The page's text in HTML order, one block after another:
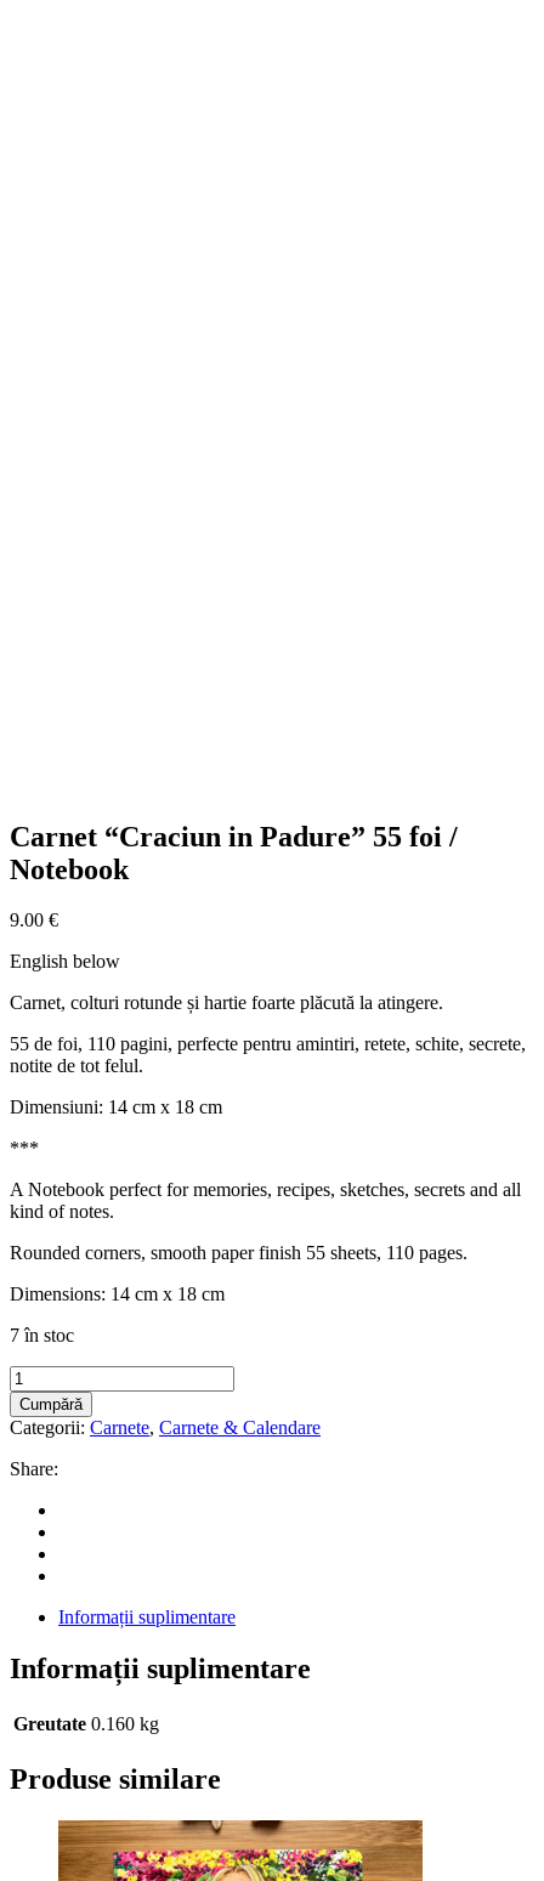
Carnet “Craciun in Padure” 55 foi /
Notebook
9.00 €
English below
Carnet, colturi rotunde și hartie foarte plăcută la atingere.
55 de foi, 110 pagini, perfecte pentru amintiri, retete, schite, secrete,
notite de tot felul.
Dimensiuni: 14 cm x 18 cm
***
A Notebook perfect for memories, recipes, sketches, secrets and all
kind of notes.
Rounded corners, smooth paper finish 55 sheets, 110 pages.
Dimensions: 14 cm x 18 cm
7 în stoc
Carnet
“Craciun
in
Padure"
55
Notebook
quantity
Cumpără
Categorii: Carnete, Carnete & Calendare
Share:
Informații suplimentare
Informații suplimentare
Greutate 0.160 kg
Produse similare